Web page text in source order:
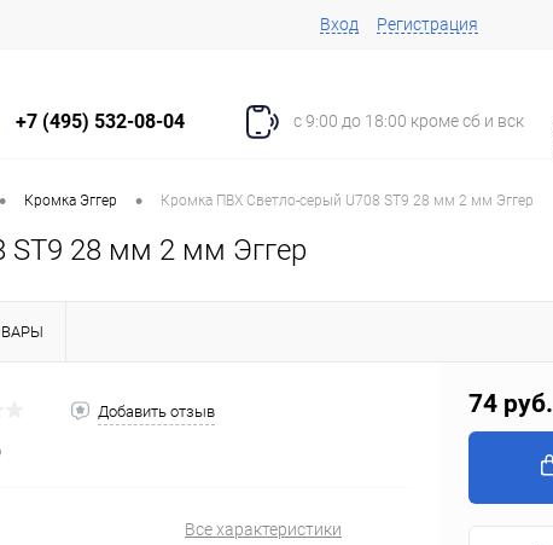
Вход Регистрация
+7 (495) 532-08-04 с 9:00 до 18:00 кроме сб и вск
• Кромка Эггер • Кромка ПВХ Светло-серый U708 ST9 28 мм 2 мм Эггер
ST9 28 мм 2 мм Эггер
Добавить отзыв
Все характеристики
74 руб.